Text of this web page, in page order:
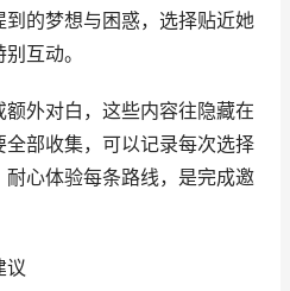
的梦想与困惑，选择贴近她
互动。
外对白，这些内容往隐藏在
部收集，可以记录每次选择
心体验每条路线，是完成邀
议